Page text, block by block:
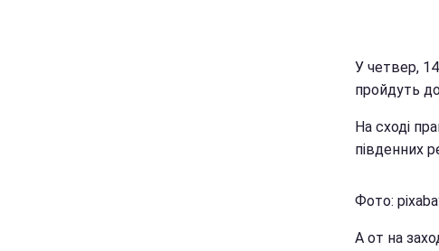
У четвер, 14
пройдуть
На сході
південних
Фото:
А от на